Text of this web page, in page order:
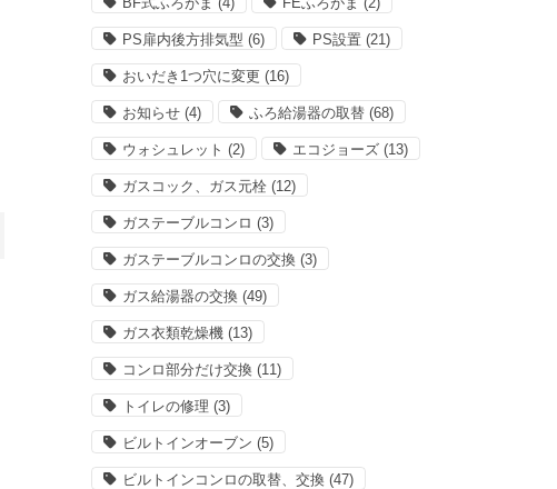
PS扉内後方排気型 (6) PS設置 (21)
おいだき1つ穴に変更 (16)
お知らせ (4) ふろ給湯器の取替 (68)
ウォシュレット (2) エコジョーズ (13)
ガスコック、ガス元栓 (12)
ガステーブルコンロ (3)
ガステーブルコンロの交換 (3)
ガス給湯器の交換 (49)
ガス衣類乾燥機 (13)
コンロ部分だけ交換 (11)
トイレの修理 (3)
ビルトインオーブン (5)
ビルトインコンロの取替、交換 (47)